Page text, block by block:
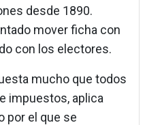
desde 1890.
mover ficha con
con los electores.
mucho que todos
impuestos, aplica
por el que se